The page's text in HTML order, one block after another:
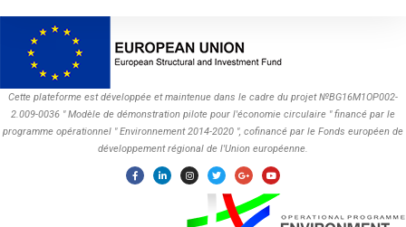
Cette plateforme est développée et maintenue dans le cadre du projet №BG16M1OP002-
2.009-0036 " Modèle de démonstration pilote pour l'économie circulaire " financé par le
programme opérationnel " Environnement 2014-2020 ", cofinancé par le Fonds européen de
développement régional de l'Union européenne.